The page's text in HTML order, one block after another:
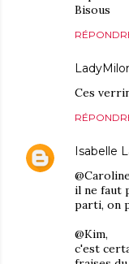
Bisous
Ces
Isabelle
il ne faut
parti, on
@Kim,
c'est